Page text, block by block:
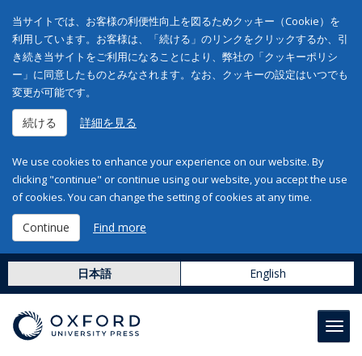
当サイトでは、お客様の利便性向上を図るためクッキー（Cookie）を
利用しています。お客様は、「続ける」のリンクをクリックするか、引
き続き当サイトをご利用になることにより、弊社の「クッキーポリシ
ー」に同意したものとみなされます。なお、クッキーの設定はいつでも
変更が可能です。
続ける 詳細を見る
We use cookies to enhance your experience on our website. By
clicking "continue" or continue using our website, you accept the use
of cookies. You can change the setting of cookies at any time.
Continue Find more
日本語 English